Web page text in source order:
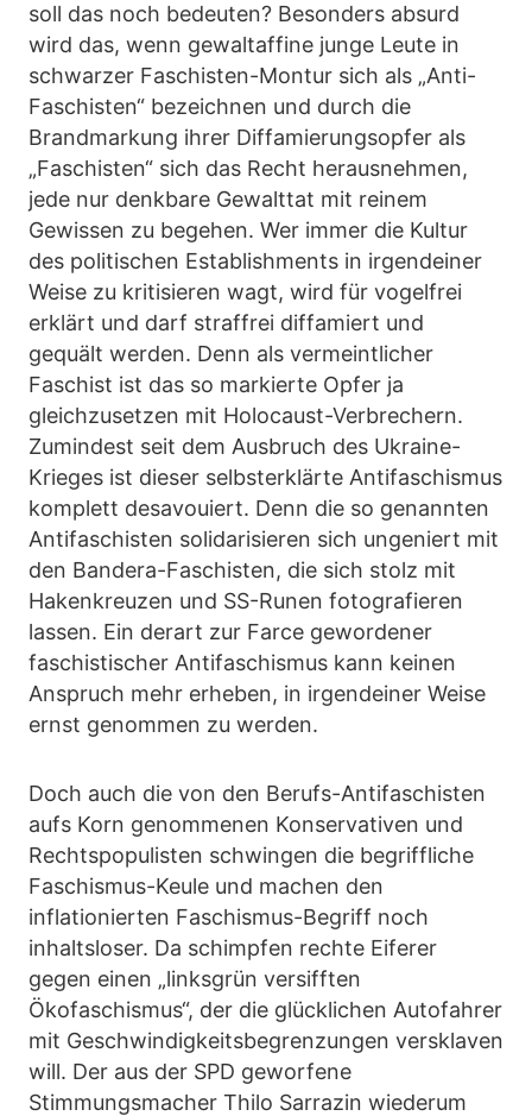
soll das noch bedeuten? Besonders absurd
wird das, wenn gewaltaffine junge Leute in
schwarzer Faschisten-Montur sich als „Anti-
Faschisten“ bezeichnen und durch die
Brandmarkung ihrer Diffamierungsopfer als
„Faschisten“ sich das Recht herausnehmen,
jede nur denkbare Gewalttat mit reinem
Gewissen zu begehen. Wer immer die Kultur
des politischen Establishments in irgendeiner
Weise zu kritisieren wagt, wird für vogelfrei
erklärt und darf straffrei diffamiert und
gequält werden. Denn als vermeintlicher
Faschist ist das so markierte Opfer ja
gleichzusetzen mit Holocaust-Verbrechern.
Zumindest seit dem Ausbruch des Ukraine-
Krieges ist dieser selbsterklärte Antifaschismus
komplett desavouiert. Denn die so genannten
Antifaschisten solidarisieren sich ungeniert mit
den Bandera-Faschisten, die sich stolz mit
Hakenkreuzen und SS-Runen fotografieren
lassen. Ein derart zur Farce gewordener
faschistischer Antifaschismus kann keinen
Anspruch mehr erheben, in irgendeiner Weise
ernst genommen zu werden.
Doch auch die von den Berufs-Antifaschisten
aufs Korn genommenen Konservativen und
Rechtspopulisten schwingen die begriffliche
Faschismus-Keule und machen den
inflationierten Faschismus-Begriff noch
inhaltsloser. Da schimpfen rechte Eiferer
gegen einen „linksgrün versifften
Ökofaschismus“, der die glücklichen Autofahrer
mit Geschwindigkeitsbegrenzungen versklaven
will. Der aus der SPD geworfene
Stimmungsmacher Thilo Sarrazin wiederum